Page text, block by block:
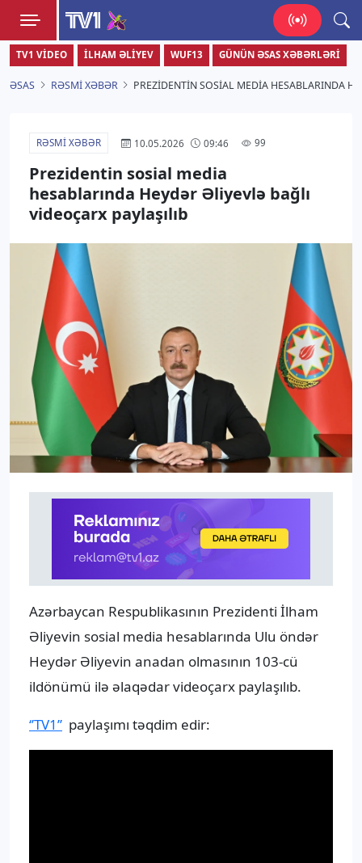
TV1
Zamanı bizimlə yaşa!
TV1 VIDEO İLHAM ƏLIYEV WUF13 GÜNÜN ƏSAS XƏBƏRLƏRI
ƏSAS RƏSMI XƏBƏR PREZIDENTIN SOSIAL MEDIA HESABLARINDA
RƏSMI XƏBƏR 10.05.2026 09:46 99
Prezidentin sosial media
hesablarında Heydər Əliyevlə bağlı
videoçarx paylaşılıb
Azərbaycan Respublikasının Prezidenti İlham
Əliyevin sosial media hesablarında Ulu öndər
Heydər Əliyevin anadan olmasının 103-cü
ildönümü ilə əlaqədar videoçarx paylaşılıb.
‘’TV1’’ paylaşımı təqdim edir: